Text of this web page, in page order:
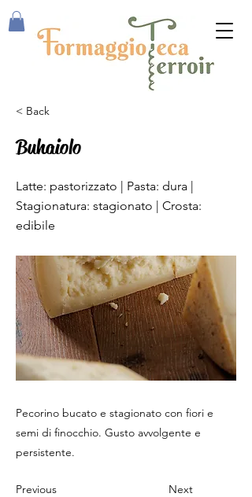
< Back
Buhaiolo
Latte: pastorizzato | Pasta: dura |
Stagionatura: stagionato | Crosta:
edibile
Pecorino bucato e stagionato con fiori e
semi di finocchio. Gusto avvolgente e
persistente.
Previous Next